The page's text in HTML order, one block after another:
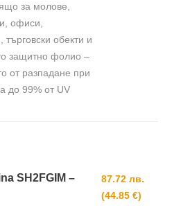
за молове,
офиси,
обекти и
защитно фолио –
от разпадане при
до 99% от UV
SH2FGIM –
87.72 лв.
(44.85 €)